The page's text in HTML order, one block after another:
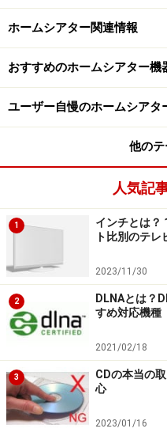
ホームシアター関連情報
おすすめのホームシアター機
ユーザー自慢のホームシアタ
他の
人気記
1
インチとは？
ト比別のテ
2023/11/30
2
DLNAとは？
すめ対応機種
2021/02/18
3
CDの本当の
心
2023/01/16